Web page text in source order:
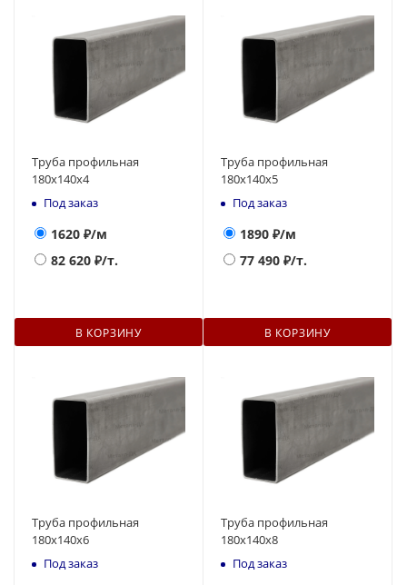
Труба профильная
180х140x4
Под заказ
1620 ₽/м
82 620 ₽/т.
В КОРЗИНУ
Труба профильная
180х140x5
Под заказ
1890 ₽/м
77 490 ₽/т.
В КОРЗИНУ
Труба профильная
180х140x6
Под заказ
Труба профильная
180х140x8
Под заказ